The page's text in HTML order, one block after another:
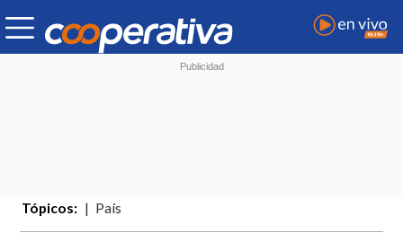
Tópicos: País